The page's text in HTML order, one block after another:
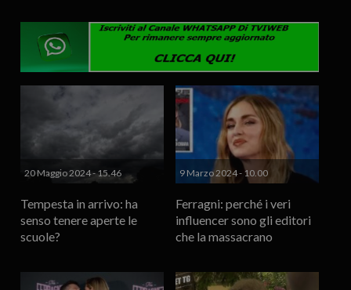
20 Maggio 2024 - 15.46
Tempesta in arrivo: ha
senso tenere aperte le
scuole?
9 Marzo 2024 - 10.00
Ferragni: perché i veri
influencer sono gli editori
che la massacrano